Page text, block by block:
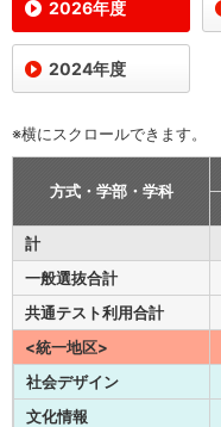
2026年度
2024年度
※横にスクロールできます。
方式・学部・学科
計
一般選抜合計
共通テスト利用合計
<統一地区>
社会デザイン
文化情報